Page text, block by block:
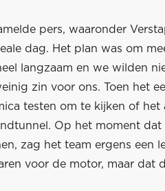
pers, waaronder
dag. Het plan was om
langzaam en we wilden
zin voor ons. Toen het
testen om te kijken of
Op het moment dat
zag het team ergens een
voor de motor, maar dat